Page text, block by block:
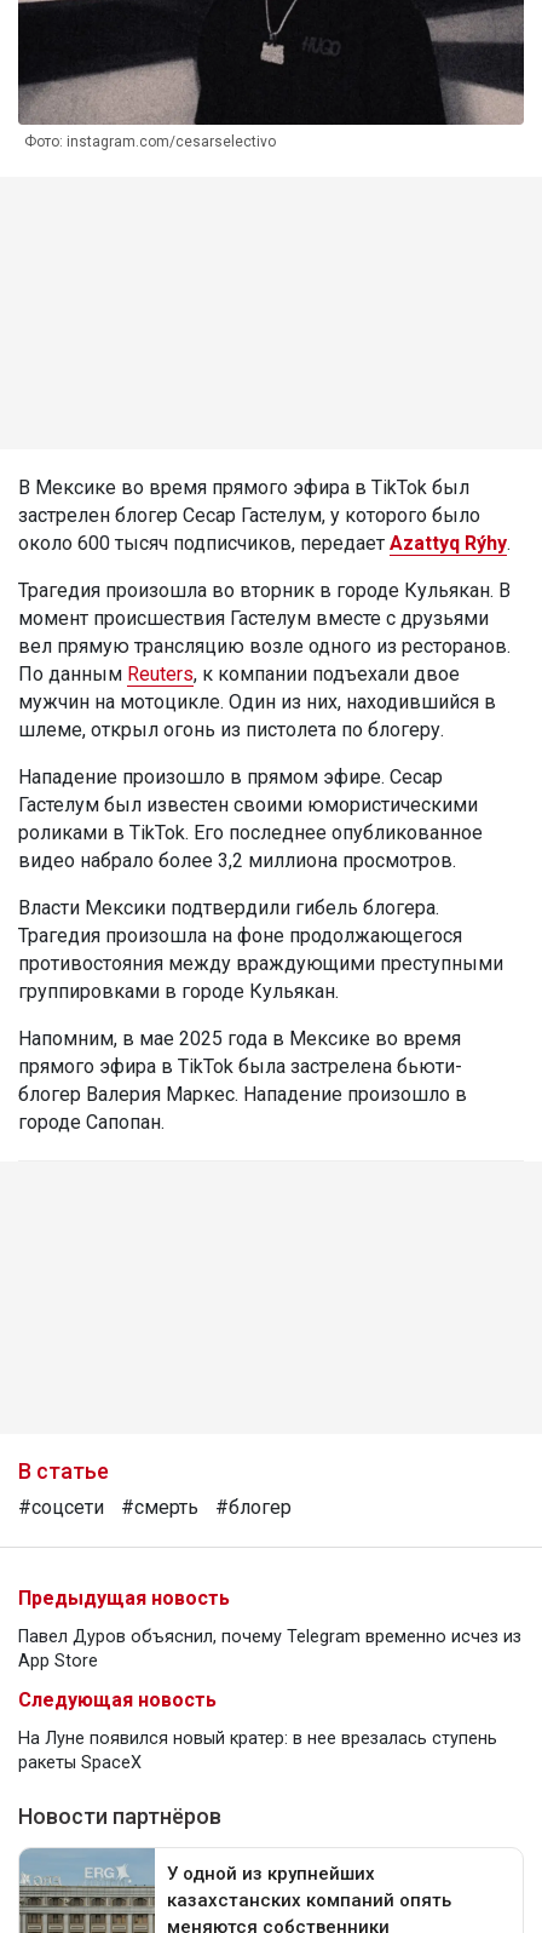
Фото: instagram.com/cesarselectivo
В Мексике во время прямого эфира в TikTok был
застрелен блогер Сесар Гастелум, у которого было
около 600 тысяч подписчиков, передает Azattyq Rýhy.
Трагедия произошла во вторник в городе Кульякан. В
момент происшествия Гастелум вместе с друзьями
вел прямую трансляцию возле одного из ресторанов.
По данным Reuters, к компании подъехали двое
мужчин на мотоцикле. Один из них, находившийся в
шлеме, открыл огонь из пистолета по блогеру.
Нападение произошло в прямом эфире. Сесар
Гастелум был известен своими юмористическими
роликами в TikTok. Его последнее опубликованное
видео набрало более 3,2 миллиона просмотров.
Власти Мексики подтвердили гибель блогера.
Трагедия произошла на фоне продолжающегося
противостояния между враждующими преступными
группировками в городе Кульякан.
Напомним, в мае 2025 года в Мексике во время
прямого эфира в TikTok была застрелена бьюти-
блогер Валерия Маркес. Нападение произошло в
городе Сапопан.
В статье
#соцсети #смерть #блогер
Предыдущая новость
Павел Дуров объяснил, почему Telegram временно исчез из
App Store
Следующая новость
На Луне появился новый кратер: в нее врезалась ступень
ракеты SpaceX